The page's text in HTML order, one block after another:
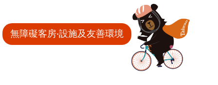
無障礙客房‧設施及友善環境